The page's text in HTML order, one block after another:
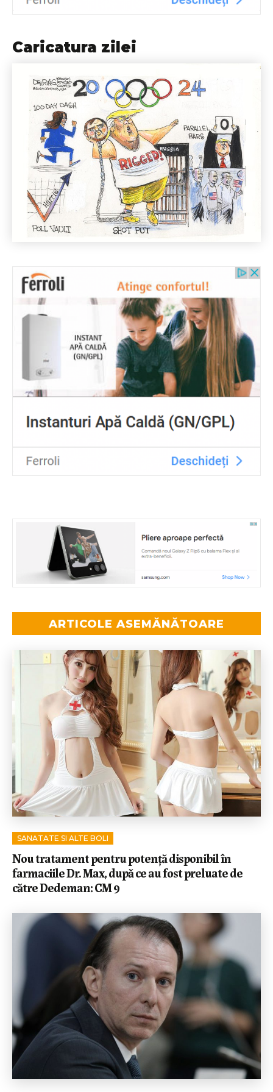
Caricatura zilei
ARTICOLE ASEMĂNĂTOARE
SANATATE SI ALTE BOLI
Nou tratament pentru potență disponibil în
farmaciile Dr. Max, după ce au fost preluate de
către Dedeman: CM 9